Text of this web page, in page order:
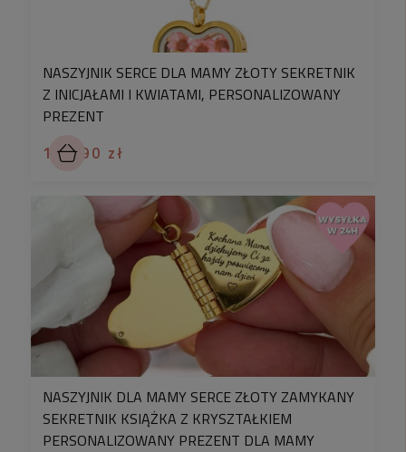
NASZYJNIK SERCE DLA MAMY ZŁOTY SEKRETNIK
Z INICJAŁAMI I KWIATAMI, PERSONALIZOWANY
PREZENT
199,90 zł
NASZYJNIK DLA MAMY SERCE ZŁOTY ZAMYKANY
SEKRETNIK KSIĄŻKA Z KRYSZTAŁKIEM
PERSONALIZOWANY PREZENT DLA MAMY